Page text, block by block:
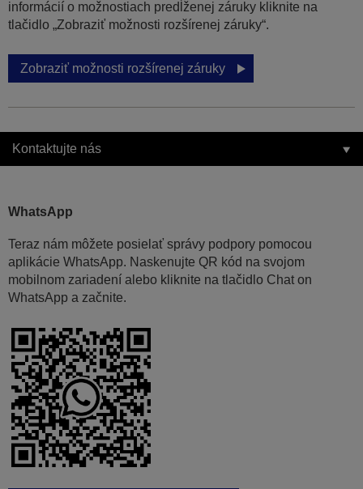
informácií o možnostiach predĺženej záruky kliknite na
tlačidlo „Zobraziť možnosti rozšírenej záruky“.
Zobraziť možnosti rozšírenej záruky
Kontaktujte nás
WhatsApp
Teraz nám môžete posielať správy podpory pomocou
aplikácie WhatsApp. Naskenujte QR kód na svojom
mobilnom zariadení alebo kliknite na tlačidlo Chat on
WhatsApp a začnite.